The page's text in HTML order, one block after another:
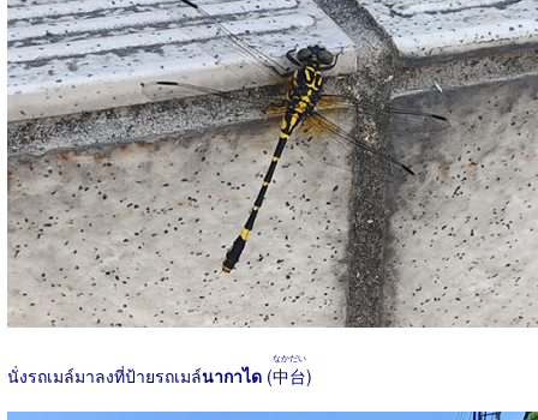
นั่งรถเมล์มาลงที่ป้ายรถเมล์นากาได (中台
なかだい
)